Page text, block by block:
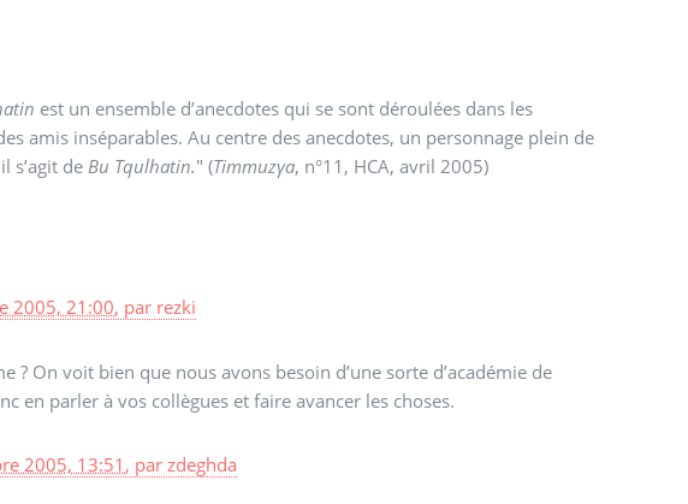
est un ensemble d’anecdotes qui se sont déroulées dans les
amis inséparables. Au centre des anecdotes, un personnage plein de
s’agit deBu Tqulhatin." (Timmuzγa, n°11, HCA, avril 2005)
2005, 21:00, par rezki
On voit bien que nous avons besoin d’une sorte d’académie de
en parler à vos collègues et faire avancer les choses.
2005, 13:51, par zdeghda